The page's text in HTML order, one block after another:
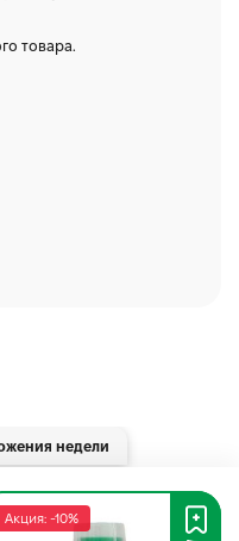
товара.
недели
Акция: -10%